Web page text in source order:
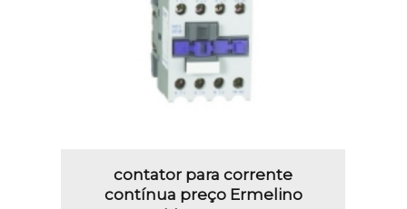
contator para corrente
contínua preço Ermelino